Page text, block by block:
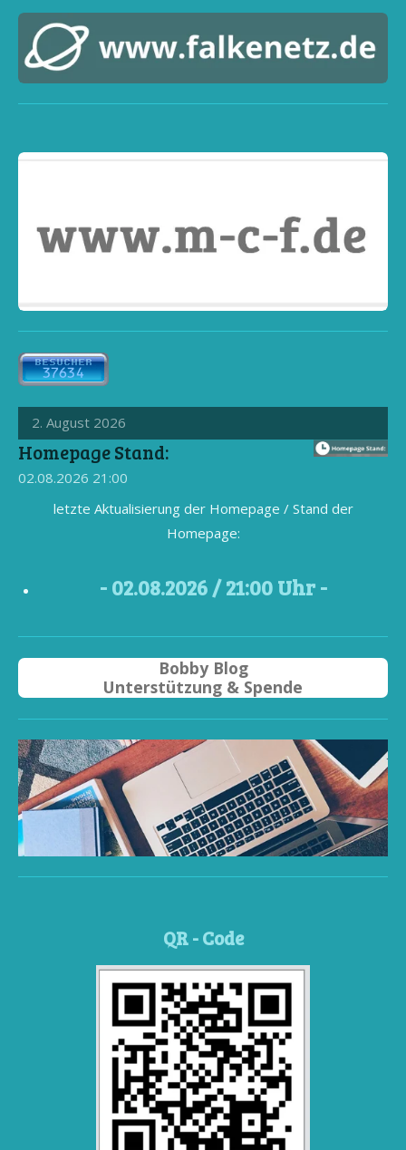
2. August 2026
Homepage Stand:
02.08.2026 21:00
letzte Aktualisierung der Homepage / Stand der
Homepage:
- 02.08.2026 / 21:00 Uhr -
Bobby Blog
Unterstützung & Spende
QR - Code